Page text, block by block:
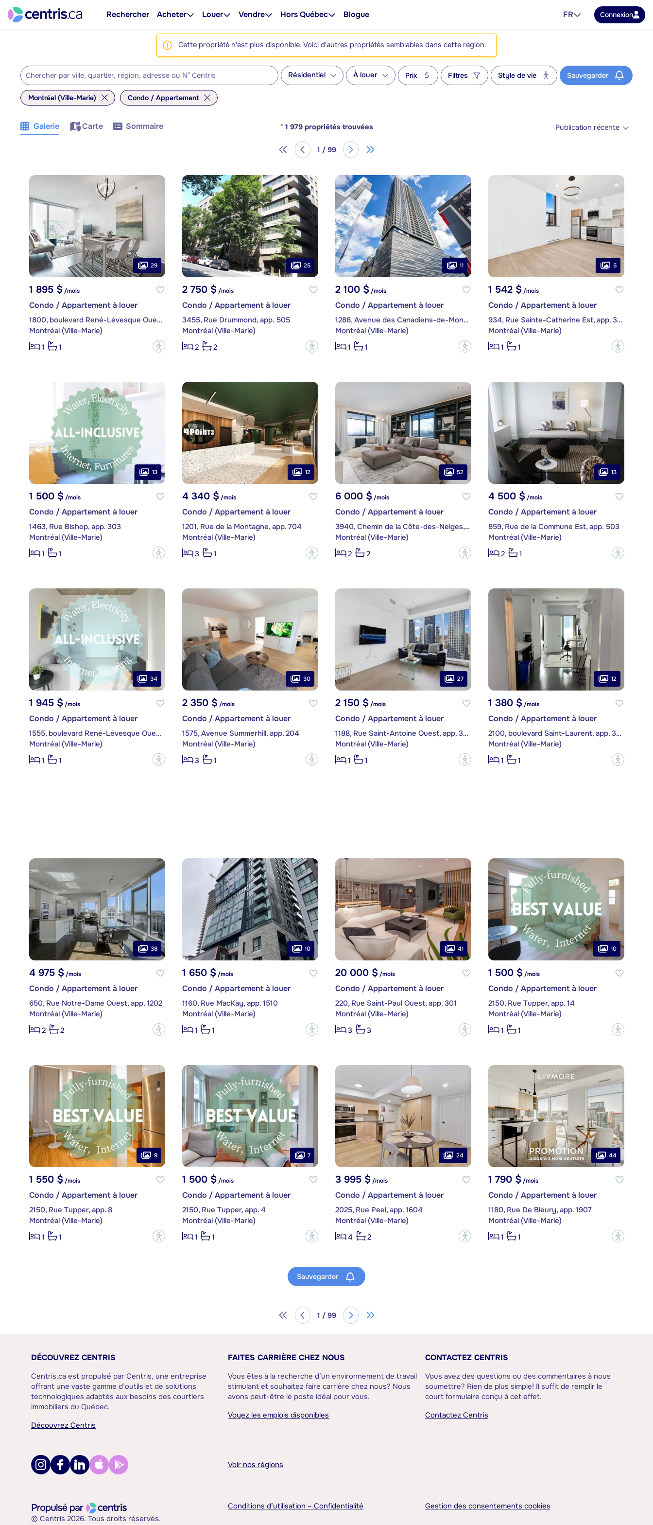
Rechercher Acheter Louer Vendre Hors Québec Blogue FR Connexion
Cette propriété n'est plus disponible. Voici d'autres propriétés semblables dans cette région.
Résidentiel À louer Prix Filtres Style de vie Sauvegarder
Montréal (Ville-Marie) Condo / Appartement
Galerie Carte Sommaire * 1 979 propriétés trouvées Publication récente
1 / 99
29
1 895 $/mois
Condo / Appartement à louer
1800, boulevard René-Lévesque Ouest, app. 1605
Montréal (Ville-Marie)
1
1 ?
25
2 750 $/mois
Condo / Appartement à louer
3455, Rue Drummond, app. 505
Montréal (Ville-Marie)
2
2 ?
11
2 100 $/mois
Condo / Appartement à louer
1288, Avenue des Canadiens-de-Montréal, app. 2104
Montréal (Ville-Marie)
1
1 ?
5
1 542 $/mois
Condo / Appartement à louer
934, Rue Sainte-Catherine Est, app. 302
Montréal (Ville-Marie)
1
1 ?
13
1 500 $/mois
Condo / Appartement à louer
1463, Rue Bishop, app. 303
Montréal (Ville-Marie)
1
1 ?
12
4 340 $/mois
Condo / Appartement à louer
1201, Rue de la Montagne, app. 704
Montréal (Ville-Marie)
3
1 ?
52
6 000 $/mois
Condo / Appartement à louer
3940, Chemin de la Côte-des-Neiges, app. D11
Montréal (Ville-Marie)
2
2 ?
13
4 500 $/mois
Condo / Appartement à louer
859, Rue de la Commune Est, app. 503
Montréal (Ville-Marie)
2
1 ?
34
1 945 $/mois
Condo / Appartement à louer
1555, boulevard René-Lévesque Ouest, app. 801
Montréal (Ville-Marie)
1
1 ?
30
2 350 $/mois
Condo / Appartement à louer
1575, Avenue Summerhill, app. 204
Montréal (Ville-Marie)
3
1 ?
27
2 150 $/mois
Condo / Appartement à louer
1188, Rue Saint-Antoine Ouest, app. 3708
Montréal (Ville-Marie)
1
1 ?
12
1 380 $/mois
Condo / Appartement à louer
2100, boulevard Saint-Laurent, app. 308
Montréal (Ville-Marie)
1
1 ?
38
4 975 $/mois
Condo / Appartement à louer
650, Rue Notre-Dame Ouest, app. 1202
Montréal (Ville-Marie)
2
2 ?
10
1 650 $/mois
Condo / Appartement à louer
1160, Rue MacKay, app. 1510
Montréal (Ville-Marie)
1
1 ?
41
20 000 $/mois
Condo / Appartement à louer
220, Rue Saint-Paul Ouest, app. 301
Montréal (Ville-Marie)
3
3 ?
10
1 500 $/mois
Condo / Appartement à louer
2150, Rue Tupper, app. 14
Montréal (Ville-Marie)
1
1 ?
9
1 550 $/mois
Condo / Appartement à louer
2150, Rue Tupper, app. 8
Montréal (Ville-Marie)
1
1 ?
7
1 500 $/mois
Condo / Appartement à louer
2150, Rue Tupper, app. 4
Montréal (Ville-Marie)
1
1 ?
24
3 995 $/mois
Condo / Appartement à louer
2025, Rue Peel, app. 1604
Montréal (Ville-Marie)
4
2 ?
44
1 790 $/mois
Condo / Appartement à louer
1180, Rue De Bleury, app. 1907
Montréal (Ville-Marie)
1
1 ?
Sauvegarder
1 / 99
DÉCOUVREZ CENTRIS
Centris.ca est propulsé par Centris, une entreprise
offrant une vaste gamme d’outils et de solutions
technologiques adaptés aux besoins des courtiers
immobiliers du Québec.
Découvrez Centris
FAITES CARRIÈRE CHEZ NOUS
Vous êtes à la recherche d’un environnement de travail
stimulant et souhaitez faire carrière chez nous? Nous
avons peut-être le poste idéal pour vous.
Voyez les emplois disponibles
CONTACTEZ CENTRIS
Vous avez des questions ou des commentaires à nous
soumettre? Rien de plus simple! Il suffit de remplir le
court formulaire conçu à cet effet.
Contactez Centris
Voir nos régions
© Centris 2026. Tous droits réservés.
Conditions d’utilisation – Confidentialité Gestion des consentements cookies